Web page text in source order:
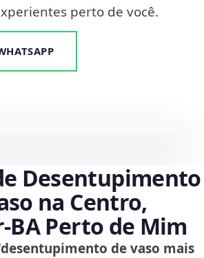
perto de você.
Desentupimento
na Centro,
Perto de Mim
de vaso mais